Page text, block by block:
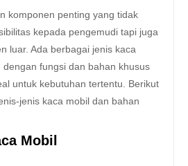
komponen penting yang tidak
kepada pengemudi tapi juga
luar. Ada berbagai jenis kaca
dengan fungsi dan bahan khusus
untuk kebutuhan tertentu. Berikut
jenis kaca mobil dan bahan
Mobil